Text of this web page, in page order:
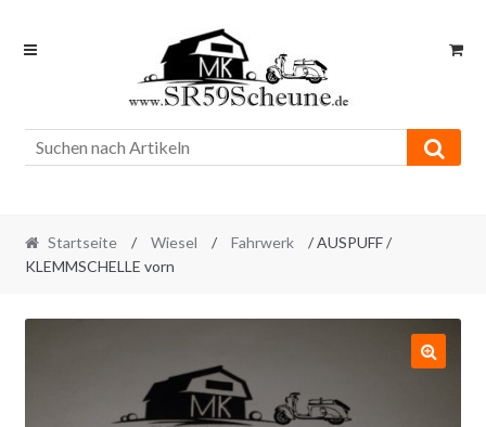
Skip
Skip
Startseite / Wiesel / Fahrwerk
/ AUSPUFF /
KLEMMSCHELLE vorn